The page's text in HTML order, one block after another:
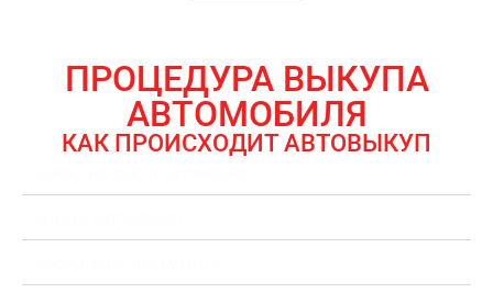
ПРОЦЕДУРА ВЫКУПА
АВТОМОБИЛЯ
КАК ПРОИСХОДИТ АВТОВЫКУП